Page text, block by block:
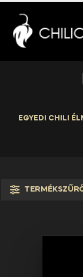
EGYEDI CHILI